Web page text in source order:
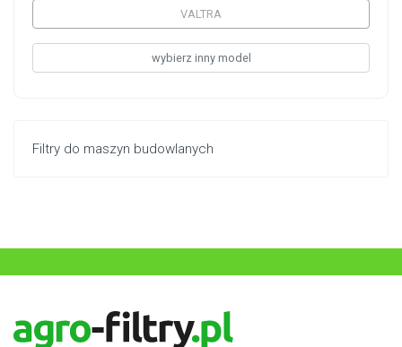
VALTRA
wybierz inny model
Filtry do maszyn budowlanych